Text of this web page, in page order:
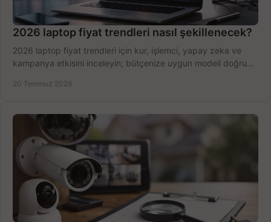
2026 laptop fiyat trendleri nasıl şekillenecek?
2026 laptop fiyat trendleri için kur, işlemci, yapay zeka ve
kampanya etkisini inceleyin; bütçenize uygun modeli doğru
20 Temmuz 2026